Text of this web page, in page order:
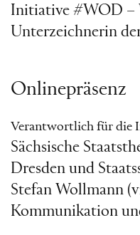
Initiative #WOD –
Unterzeichnerin
Onlinepräsenz
Verantwortlich für die
Sächsische
Dresden und
Stefan Wollmann
Kommunikation